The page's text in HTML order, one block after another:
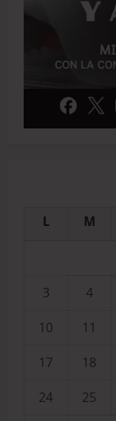
L M
3
4
10
11
17
18
24
25